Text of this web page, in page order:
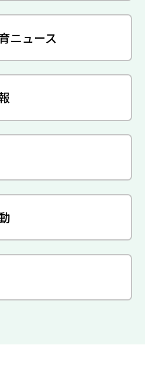
ニュース